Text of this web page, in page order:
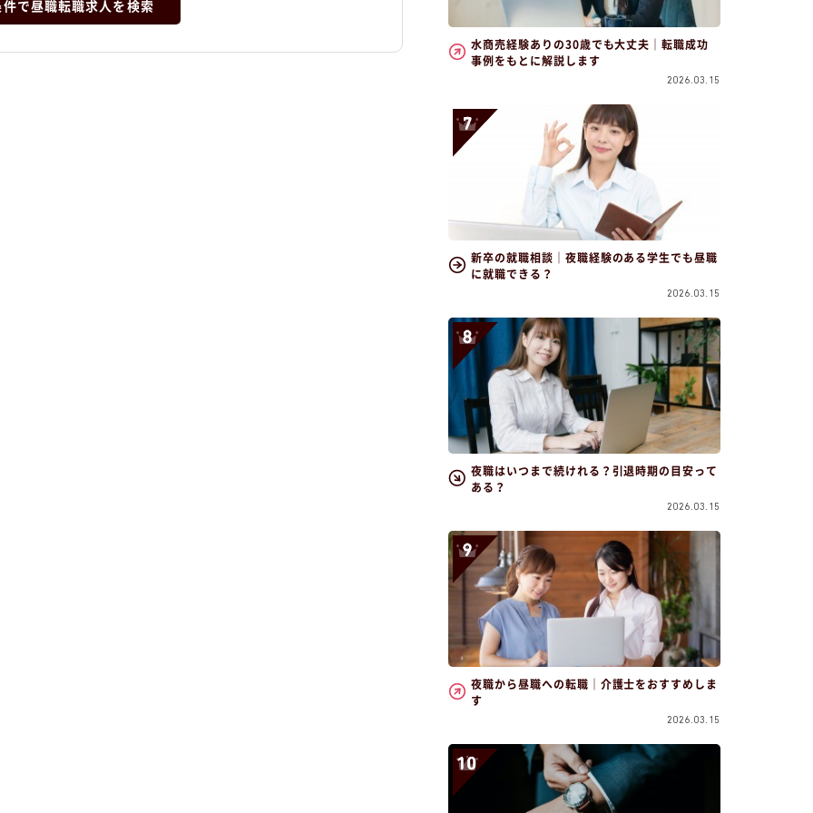
件で昼職転職求人を検索
水商売経験ありの30歳でも大丈夫｜転職成功
事例をもとに解説します
2026.03.15
新卒の就職相談｜夜職経験のある学生でも昼職
に就職できる？
2026.03.15
夜職はいつまで続けれる？引退時期の目安って
ある？
2026.03.15
夜職から昼職への転職｜介護士をおすすめしま
す
2026.03.15